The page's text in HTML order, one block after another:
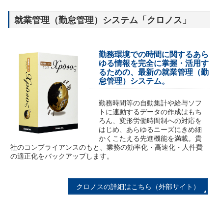
就業管理（勤怠管理）システム「クロノス」
勤務環境での時間に関するあら
ゆる情報を完全に掌握・活用す
るための、最新の就業管理（勤
怠管理）システム。
勤務時間等の自動集計や給与ソフ
トに連動するデータの作成はもち
ろん、変形労働時間制への対応を
はじめ、あらゆるニーズにきめ細
かくこたえる先進機能を満載。貴
社のコンプライアンスのもと、業務の効率化・高速化・人件費
の適正化をバックアップします。
クロノスの詳細はこちら（外部サイト）